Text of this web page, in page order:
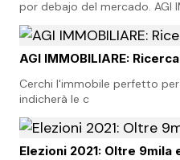
por debajo del mercado. AGI
AGI IMMOBILIARE:
Cerchi l'immobile perfetto per
indicherà le c
Elezioni 2021: Oltre